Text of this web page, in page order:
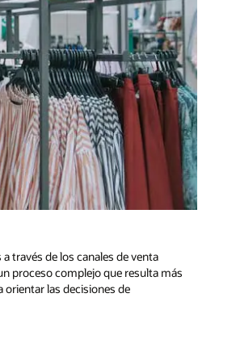
través de los canales de venta
proceso complejo que resulta más
orientar las decisiones de